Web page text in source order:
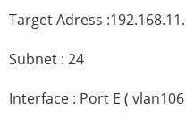
Target Adress
Subnet : 24
Interface : Port E (